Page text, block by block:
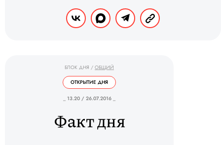
БЛОК ДНЯ / ОБЩИЙ
ОТКРЫТИЕ ДНЯ
_ 13.20 / 26.07.2016 _
Факт дня